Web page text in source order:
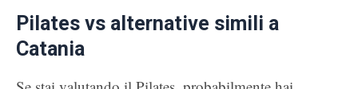
Pilates vs alternative simili a
Catania